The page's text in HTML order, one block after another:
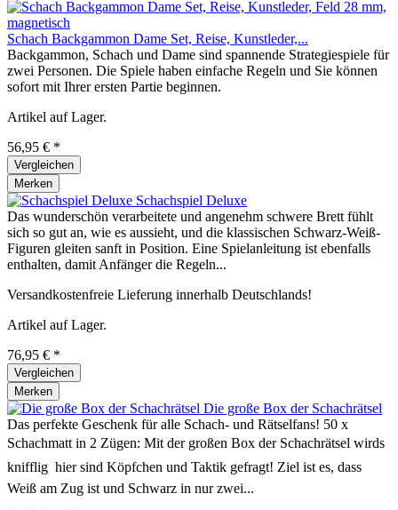
Schach Backgammon Dame Set, Reise, Kunstleder,...
Backgammon, Schach und Dame sind spannende Strategiespiele für
zwei Personen. Die Spiele haben einfache Regeln und Sie können
sofort mit Ihrer ersten Partie beginnen.
Artikel auf Lager.
56,95 € *
Vergleichen
Merken
Schachspiel Deluxe
Das wunderschön verarbeitete und angenehm schwere Brett fühlt
sich so gut an, wie es aussieht, und die klassischen Schwarz-Weiß-
Figuren gleiten sanft in Position. Eine Spielanleitung ist ebenfalls
enthalten, damit Anfänger die Regeln...
Versandkostenfreie Lieferung innerhalb Deutschlands!
Artikel auf Lager.
76,95 € *
Vergleichen
Merken
Die große Box der Schachrätsel
Das perfekte Geschenk für alle Schach- und Rätselfans! 50 x
Schachmatt in 2 Zügen: Mit der großen Box der Schachrätsel wirds
knifflig  hier sind Köpfchen und Taktik gefragt! Ziel ist es, dass
Weiß am Zug ist und Schwarz in nur zwei...